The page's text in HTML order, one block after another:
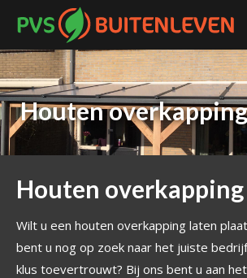
Houten
Houten
Wilt u een houten overkapping laten
bent u nog op zoek naar het juiste
klus toevertrouwt? Bij ons bent u aan